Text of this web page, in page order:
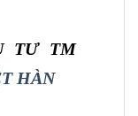
TƯ TM
HÀN